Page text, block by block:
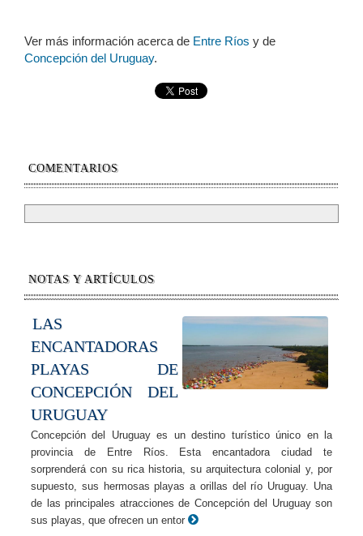
Ver más información acerca de Entre Ríos y de
Concepción del Uruguay.
COMENTARIOS
NOTAS Y ARTÍCULOS
LAS
ENCANTADORAS
PLAYAS DE
CONCEPCIÓN DEL
URUGUAY
Concepción del Uruguay es un destino turístico único en la
provincia de Entre Ríos. Esta encantadora ciudad te
sorprenderá con su rica historia, su arquitectura colonial y, por
supuesto, sus hermosas playas a orillas del río Uruguay. Una
de las principales atracciones de Concepción del Uruguay son
sus playas, que ofrecen un entor